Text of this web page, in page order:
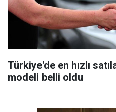
Türkiye'de en hızlı
modeli belli oldu